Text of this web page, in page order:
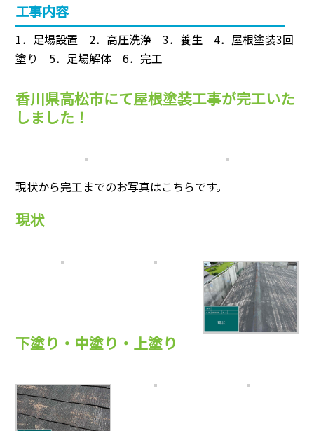
工事内容
1．足場設置 2．高圧洗浄 3．養生 4．屋根塗装3回
塗り 5．足場解体 6．完工
香川県高松市にて屋根塗装工事が完工いた
しました！
現状から完工までのお写真はこちらです。
現状
下塗り・中塗り・上塗り